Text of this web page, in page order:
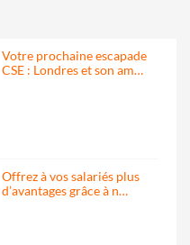
Votre prochaine escapade
CSE : Londres et son am…
Offrez à vos salariés plus
d’avantages grâce à n…